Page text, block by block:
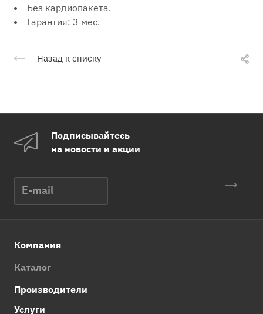
Без кардиопакета.
Гарантия: 3 мес.
Назад к списку
Подписывайтесь
на новости и акции
Компания
Каталог
Производители
Услуги